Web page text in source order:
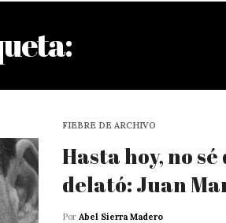
FIEBRE DE ARCHIVO
Hasta hoy, no
delató: Juan
Por Abel Sierra Madero